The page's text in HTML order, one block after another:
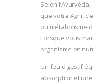
Selon
que votre Agni,
ou métabolisme
Lorsque vous
organisme en
Un feu digestif
absorption et